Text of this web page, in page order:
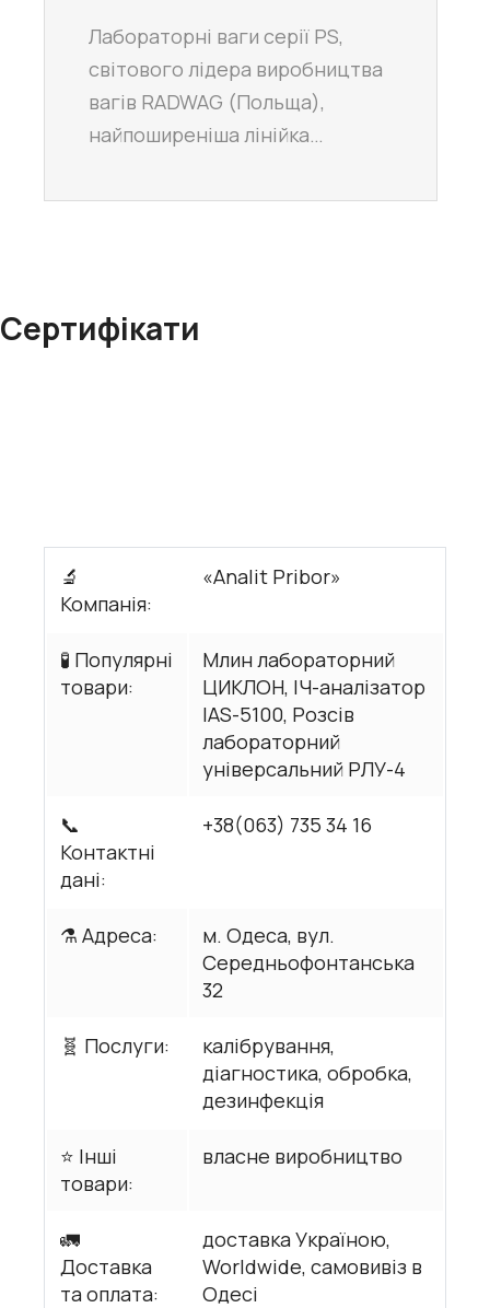
Лабораторні ваги серії PS,
світового лідера виробництва
вагів RADWAG (Польща),
найпоширеніша лінійка…
Сертифікати
🔬
Компанія:
«Analit Pribor»
🧪 Популярні
товари:
Млин лабораторний
ЦИКЛОН, ІЧ-аналізатор
IAS-5100, Розсів
лабораторний
універсальний РЛУ-4
📞
Контактні
дані:
+38(063) 735 34 16
⚗️ Адреса:
м. Одеса, вул.
Середньофонтанська
32
🧬 Послуги:
калібрування,
діагностика, обробка,
дезинфекція
⭐ Інші
товари:
власне виробництво
🚛
Доставка
та оплата:
доставка Україною,
Worldwide, самовивіз в
Одесі